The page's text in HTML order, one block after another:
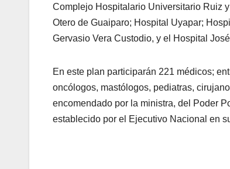
Complejo Hospitalario Universitario Ruiz
Otero de Guaiparo; Hospital Uyapar;
Gervasio Vera Custodio, y el Hospital
En este plan participarán 221 médicos;
oncólogos, mastólogos, pediatras,
encomendado por la ministra, del Poder
establecido por el Ejecutivo Nacional en